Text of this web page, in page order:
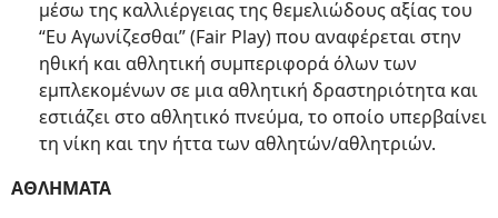
μέσω της καλλιέργειας της θεμελιώδους αξίας του
“Eυ Aγωνίζεσθαι” (Fair Play) που αναφέρεται στην
ηθική και αθλητική συμπεριφορά όλων των
εμπλεκομένων σε μια αθλητική δραστηριότητα και
εστιάζει στο αθλητικό πνεύμα, το οποίο υπερβαίνει
τη νίκη και την ήττα των αθλητών/αθλητριών.
ΑΘΛΗΜΑΤΑ